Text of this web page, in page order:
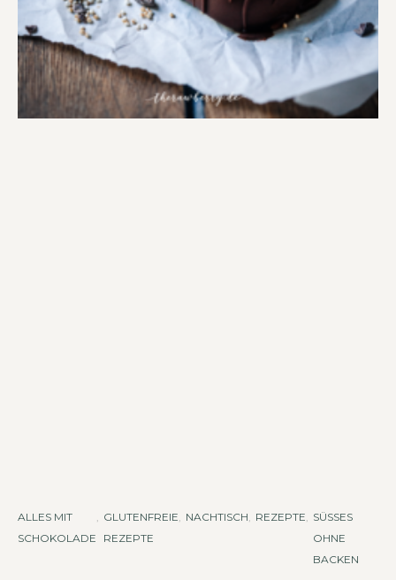
ALLES MIT
SCHOKOLADE
GLUTENFREIE
REZEPTE
NACHTISCH REZEPTE
SÜSSES O
HNE B
ACKEN